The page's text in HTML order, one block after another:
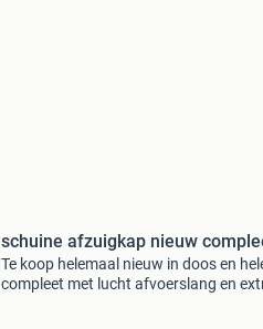
schuine afzuigkap nieuw
Te koop helemaal nieuw in doos en
compleet met lucht afvoerslang en